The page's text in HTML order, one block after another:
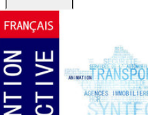
Conventions Collectives